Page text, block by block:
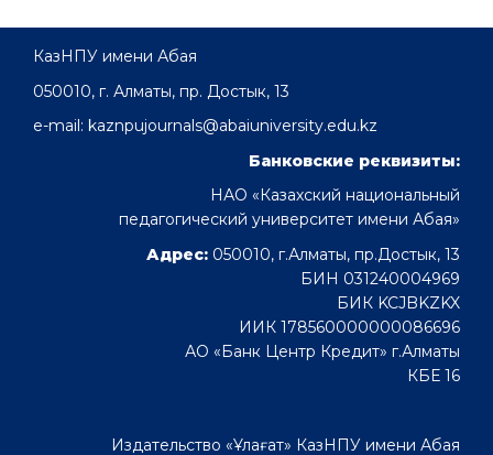
КазНПУ имени Абая
050010, г. Алматы, пр. Достык, 13
e-mail: kaznpujournals@abaiuniversity.edu.kz
Банковские реквизиты:
НАО «Казахский национальный
педагогический университет имени Абая»
Адрес: 050010, г.Алматы, пр.Достык, 13
БИН 031240004969
БИК KCJBKZKX
ИИК 178560000000086696
АО «Банк Центр Кредит» г.Алматы
КБЕ 16
Издательство «Ұлағат» КазНПУ имени Абая